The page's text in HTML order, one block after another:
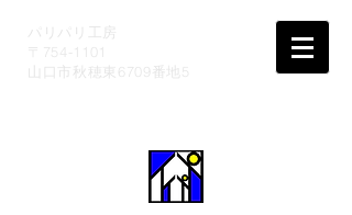
パリパリ工房
山口市秋穂東6709番地5